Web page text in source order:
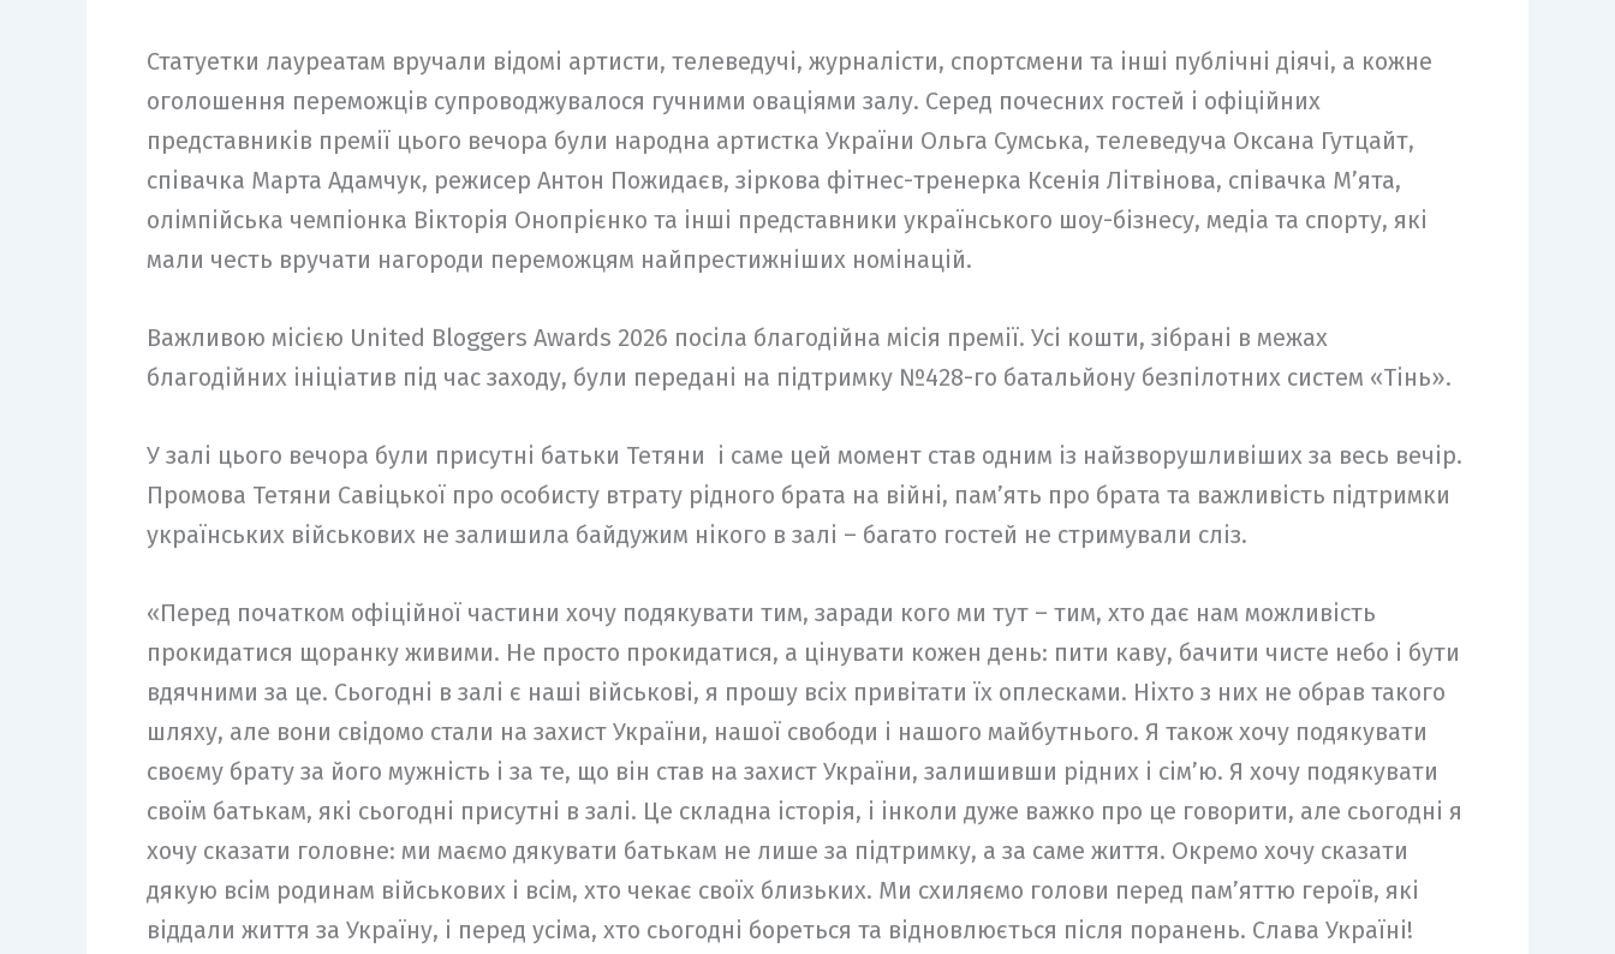
Статуетки лауреатам вручали відомі артисти, телеведучі, журналісти, спортсмени та інші публічні діячі, а кожне
оголошення переможців супроводжувалося гучними оваціями залу. Серед почесних гостей і офіційних
представників премії цього вечора були народна артистка України Ольга Сумська, телеведуча Оксана Гутцайт,
співачка Марта Адамчук, режисер Антон Пожидаєв, зіркова фітнес-тренерка Ксенія Літвінова, співачка М’ята,
олімпійська чемпіонка Вікторія Онопрієнко та інші представники українського шоу-бізнесу, медіа та спорту, які
мали честь вручати нагороди переможцям найпрестижніших номінацій.
Важливою місією United Bloggers Awards 2026 посіла благодійна місія премії. Усі кошти, зібрані в межах
благодійних ініціатив під час заходу, були передані на підтримку №428-го батальйону безпілотних систем «Тінь».
У залі цього вечора були присутні батьки Тетяни і саме цей момент став одним із найзворушливіших за весь вечір.
Промова Тетяни Савіцької про особисту втрату рідного брата на війні, пам’ять про брата та важливість підтримки
українських військових не залишила байдужим нікого в залі – багато гостей не стримували сліз.
«Перед початком офіційної частини хочу подякувати тим, заради кого ми тут – тим, хто дає нам можливість
прокидатися щоранку живими. Не просто прокидатися, а цінувати кожен день: пити каву, бачити чисте небо і бути
вдячними за це. Сьогодні в залі є наші військові, я прошу всіх привітати їх оплесками. Ніхто з них не обрав такого
шляху, але вони свідомо стали на захист України, нашої свободи і нашого майбутнього. Я також хочу подякувати
своєму брату за його мужність і за те, що він став на захист України, залишивши рідних і сім’ю. Я хочу подякувати
своїм батькам, які сьогодні присутні в залі. Це складна історія, і інколи дуже важко про це говорити, але сьогодні я
хочу сказати головне: ми маємо дякувати батькам не лише за підтримку, а за саме життя. Окремо хочу сказати
дякую всім родинам військових і всім, хто чекає своїх близьких. Ми схиляємо голови перед пам’яттю героїв, які
віддали життя за Україну, і перед усіма, хто сьогодні бореться та відновлюється після поранень. Слава Україні!